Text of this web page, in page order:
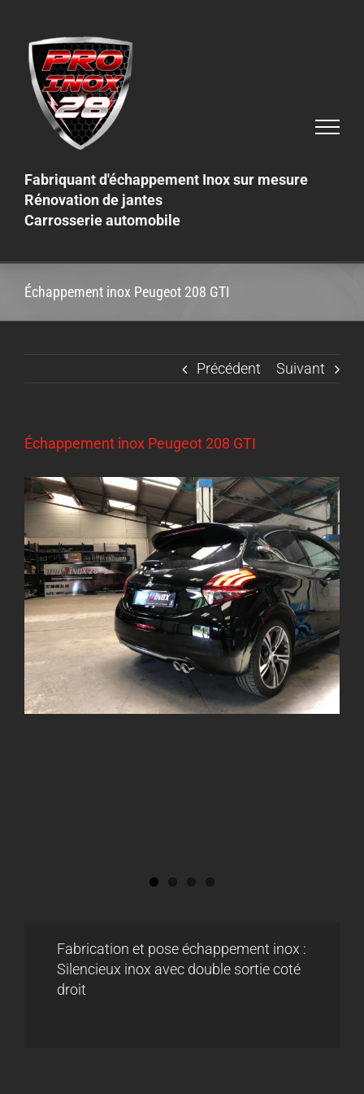
content
Fabriquant d'échappement Inox sur mesure
Rénovation de jantes
Carrosserie automobile
Échappement inox Peugeot 208 GTI
Précédent Suivant
Échappement inox Peugeot 208 GTI
Fabrication et pose échappement inox :
Silencieux inox avec double sortie coté
droit